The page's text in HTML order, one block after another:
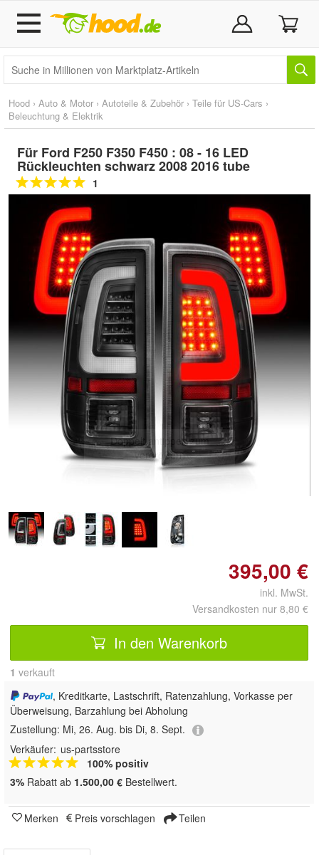
Hood › Auto & Motor › Autoteile & Zubehör › Teile für US-Cars ›
Beleuchtung & Elektrik
Für Ford F250 F350 F450 : 08 - 16 LED
Rückleuchten schwarz 2008 2016 tube
1
Doppelt antippen zum
vergrößern
395,00 €
inkl. MwSt.
Versandkosten nur 8,80 €
In den Warenkorb
1 verkauft
, Kreditkarte, Lastschrift, Ratenzahlung, Vorkasse per
Überweisung, Barzahlung bei Abholung
Zustellung: Mi, 26. Aug. bis Di, 8. Sept.
Verkäufer: us-partsstore
100% positiv
3% Rabatt ab 1.500,00 € Bestellwert.
Merken Preis vorschlagen Teilen